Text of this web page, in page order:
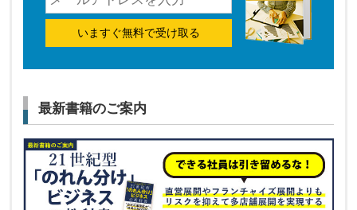
いますぐ無料で受け取る
最新書籍のご案内